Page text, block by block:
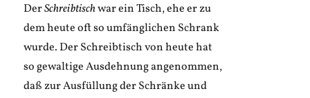
DerSchreibtischwar ein Tisch, ehe er zu
dem heute oft so umfänglichen Schrank
wurde. Der Schreibtisch von heute hat
so gewaltige Ausdehnung angenommen,
daß zur Ausfüllung der Schränke und